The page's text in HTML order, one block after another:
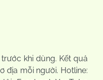
khi dùng. Kết quả
địa mỗi người. Hotline: